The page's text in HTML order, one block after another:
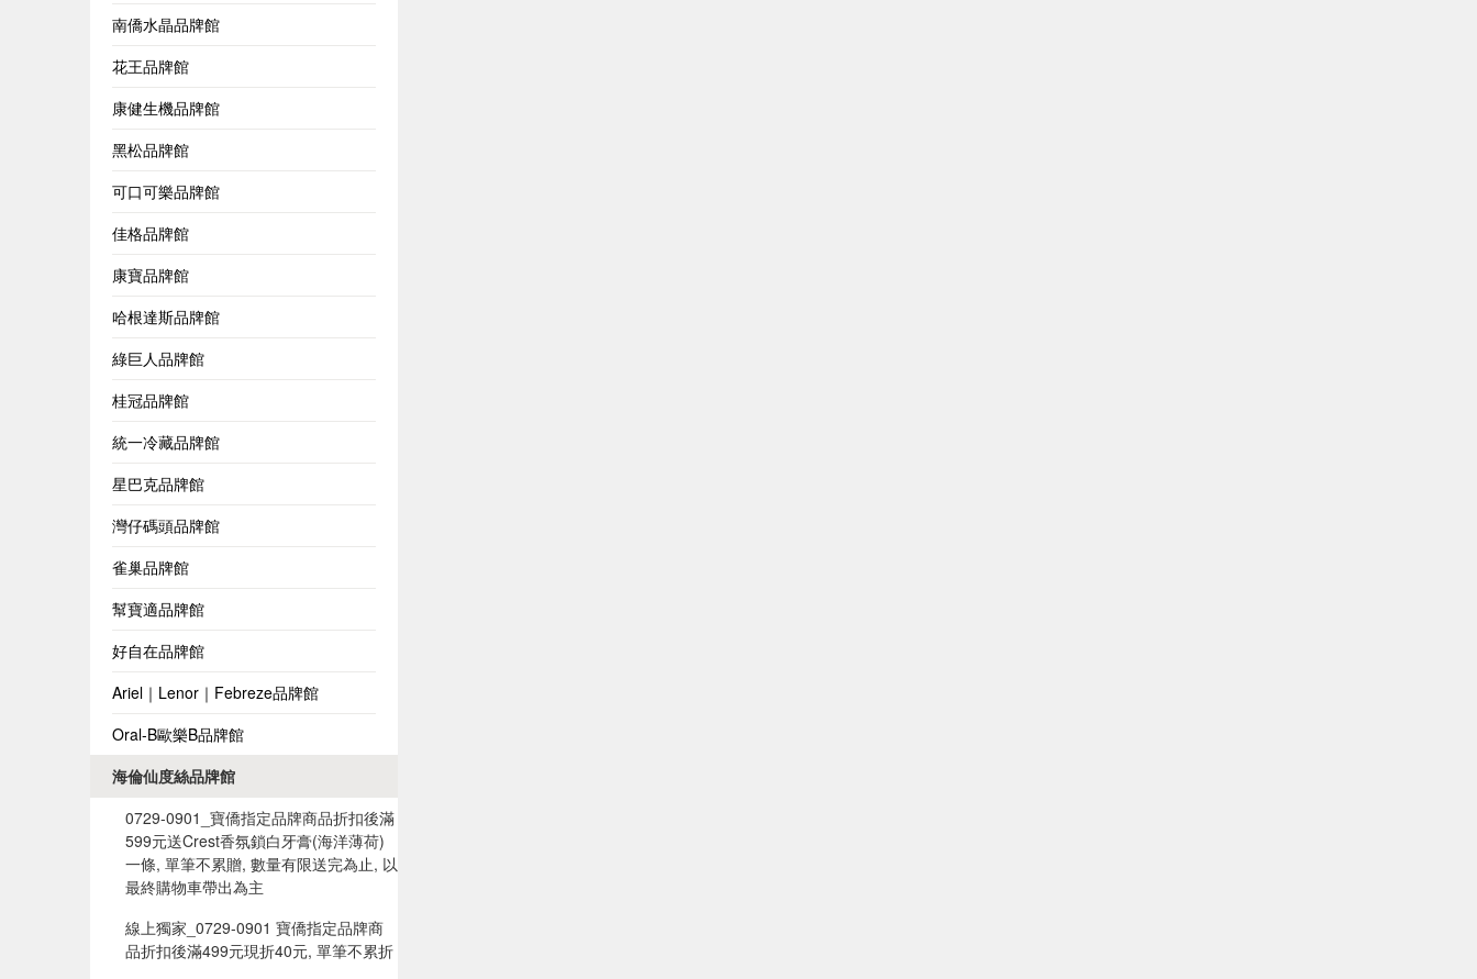
南僑水晶品牌館
花王品牌館
康健生機品牌館
黑松品牌館
可口可樂品牌館
佳格品牌館
康寶品牌館
哈根達斯品牌館
綠巨人品牌館
桂冠品牌館
統一冷藏品牌館
星巴克品牌館
灣仔碼頭品牌館
雀巢品牌館
幫寶適品牌館
好自在品牌館
Ariel｜Lenor｜Febreze品牌館
Oral-B歐樂B品牌館
海倫仙度絲品牌館
0729-0901_寶僑指定品牌商品折扣後滿
599元送Crest香氛鎖白牙膏(海洋薄荷)
一條, 單筆不累贈, 數量有限送完為止, 以
最終購物車帶出為主
線上獨家_0729-0901 寶僑指定品牌商
品折扣後滿499元現折40元, 單筆不累折